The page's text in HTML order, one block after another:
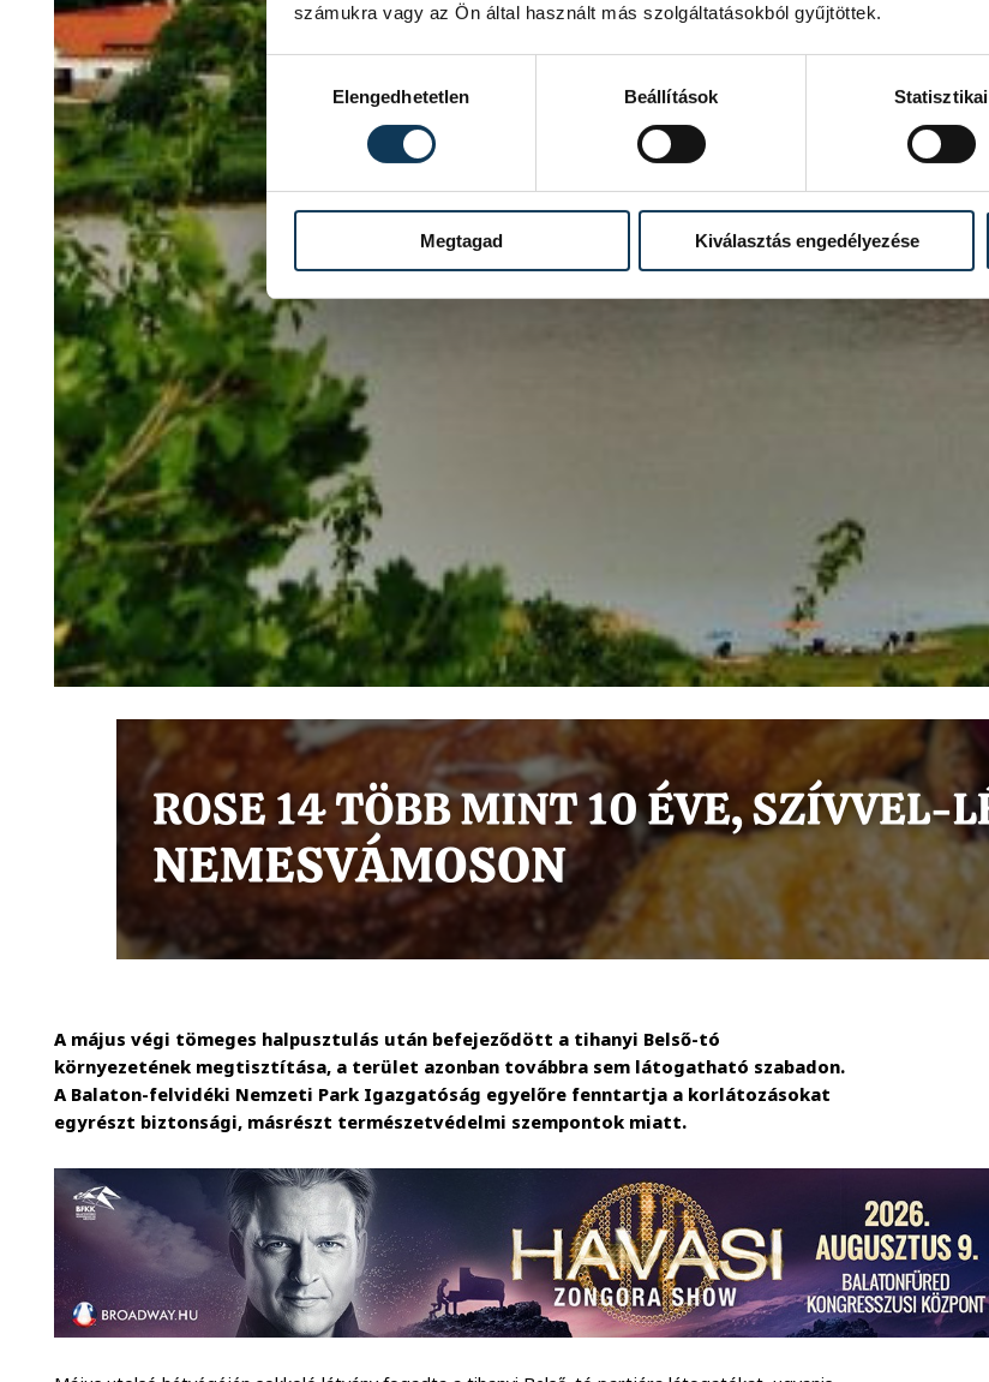
számukra vagy az Ön által használt más szolgáltatásokból gyűjtöttek.
Elengedhetetlen
Beállítások Statisztikai
Megtagad Kiválasztás engedélyezése
A május végi tömeges halpusztulás után befejeződött a tihanyi Belső-tó
környezetének megtisztítása, a terület azonban továbbra sem látogatható szabadon.
A Balaton-felvidéki Nemzeti Park Igazgatóság egyelőre fenntartja a korlátozásokat
egyrészt biztonsági, másrészt természetvédelmi szempontok miatt.